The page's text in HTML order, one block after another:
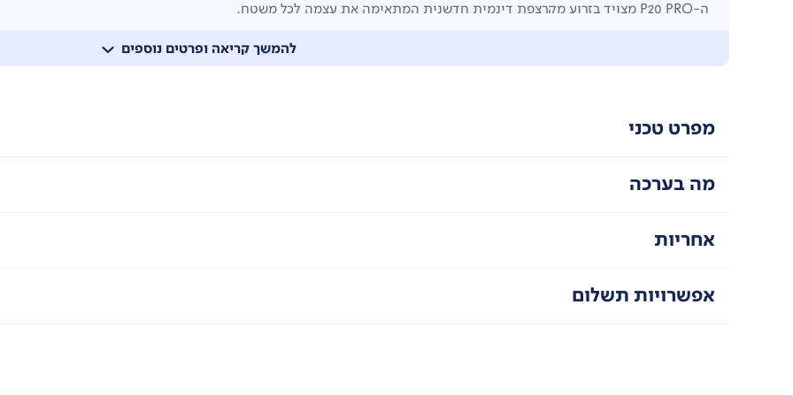
להמשך קריאה ופרטים נוספים
ה-P20 PRO מצויד בזרוע מקרצפת דינמית חדשנית המתאימה את עצמה לכל משטח.
מערכת החיישנים המתקדמת מאפשרת ניווט חכם, תוך הימנעות מהתנגשויות ותקיעות. כך מובטח ניקיון יסודי ומהיר בכל פינה
מפרט טכני
מה בערכה
אחריות
אפשרויות תשלום